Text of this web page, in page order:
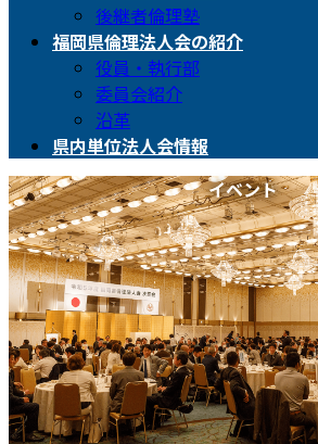
後継者倫理塾
福岡県倫理法人会の紹介
役員・執行部
委員会紹介
沿革
県内単位法人会情報
イベント